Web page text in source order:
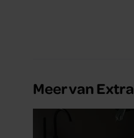
Meer van Extra